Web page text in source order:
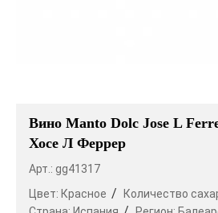
Вино Manto Dolc Jose L
Хосе Л Феррер
Арт.: gg41317
Цвет: Красное Количество